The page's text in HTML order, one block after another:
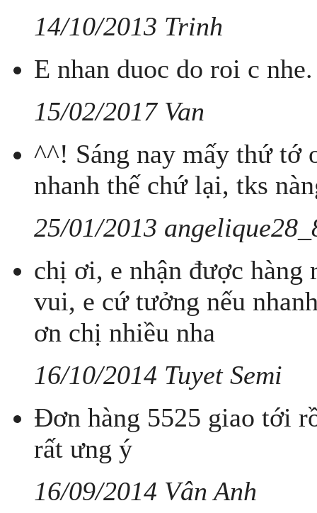
14/10/2013 Trinh
E nhan duoc do roi c
15/02/2017 Van
^^! Sáng nay mấy thứ tớ
nhanh thế chứ lại, tks
25/01/2013
chị ơi, e nhận được
vui, e cứ tưởng nếu
ơn chị nhiều nha
16/10/2014 Tuyet Semi
Đơn hàng 5525 giao tới
rất ưng ý
16/09/2014 Vân Anh